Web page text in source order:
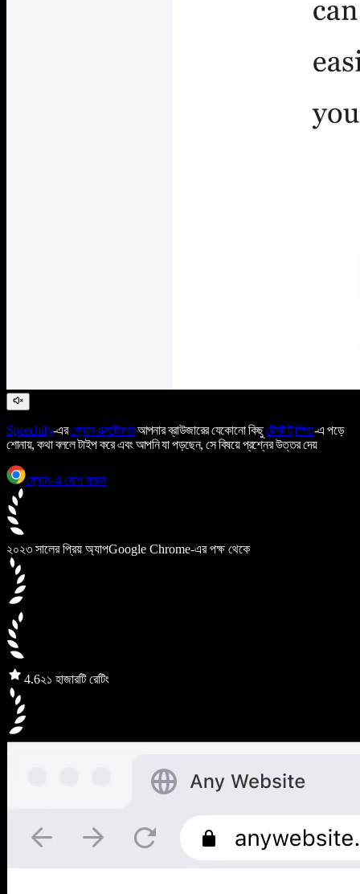
Speechify-এরক্রোম এক্সটেনশনআপনার ব্রাউজারের যেকোনো কিছুটেক্সট টু স্পিচ-এ পড়ে
শোনায়, কথা বললে টাইপ করে এবং আপনি যা পড়ছেন, সে বিষয়ে প্রশ্নের উত্তর দেয়
ক্রোম-এ যোগ করুন
২০২৩ সালের প্রিয় অ্যাপGoogle Chrome-এর পক্ষ থেকে
4.6২১ হাজারটি রেটিং